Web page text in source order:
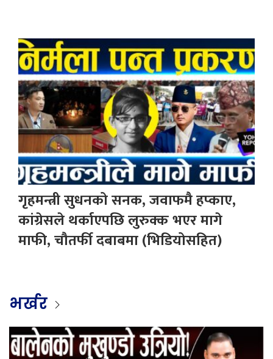
गृहमन्त्री सुधनको सनक, जवाफमै हप्काए,
कांग्रेसले थर्काएपछि लुरुक्क भएर मागे
माफी, चौतर्फी दबाबमा (भिडियोसहित)
भर्खर